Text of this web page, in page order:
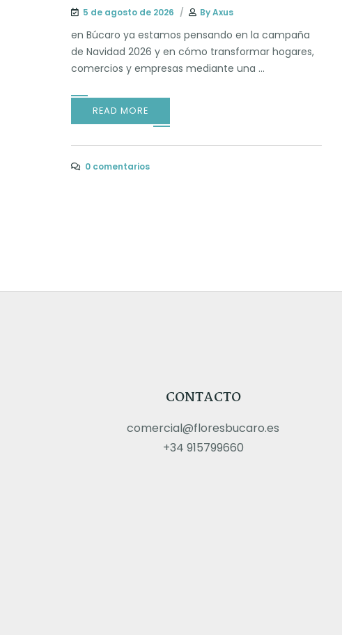
5 de agosto de 2026 ByAxus
en Búcaro ya estamos pensando en la campaña
de Navidad 2026 y en cómo transformar hogares,
comercios y empresas mediante una ...
READ MORE
0 comentarios
CONTACTO
comercial@floresbucaro.es
+34 915799660